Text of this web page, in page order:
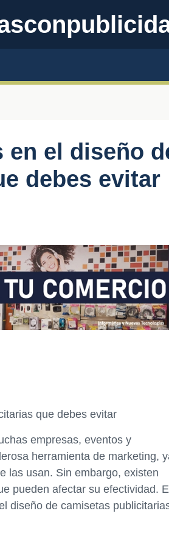
en el diseño
debes evitar
que debes evitar
empresas, eventos y
herramienta de marketing,
las usan. Sin embargo, existen
pueden afectar su efectividad.
diseño de camisetas